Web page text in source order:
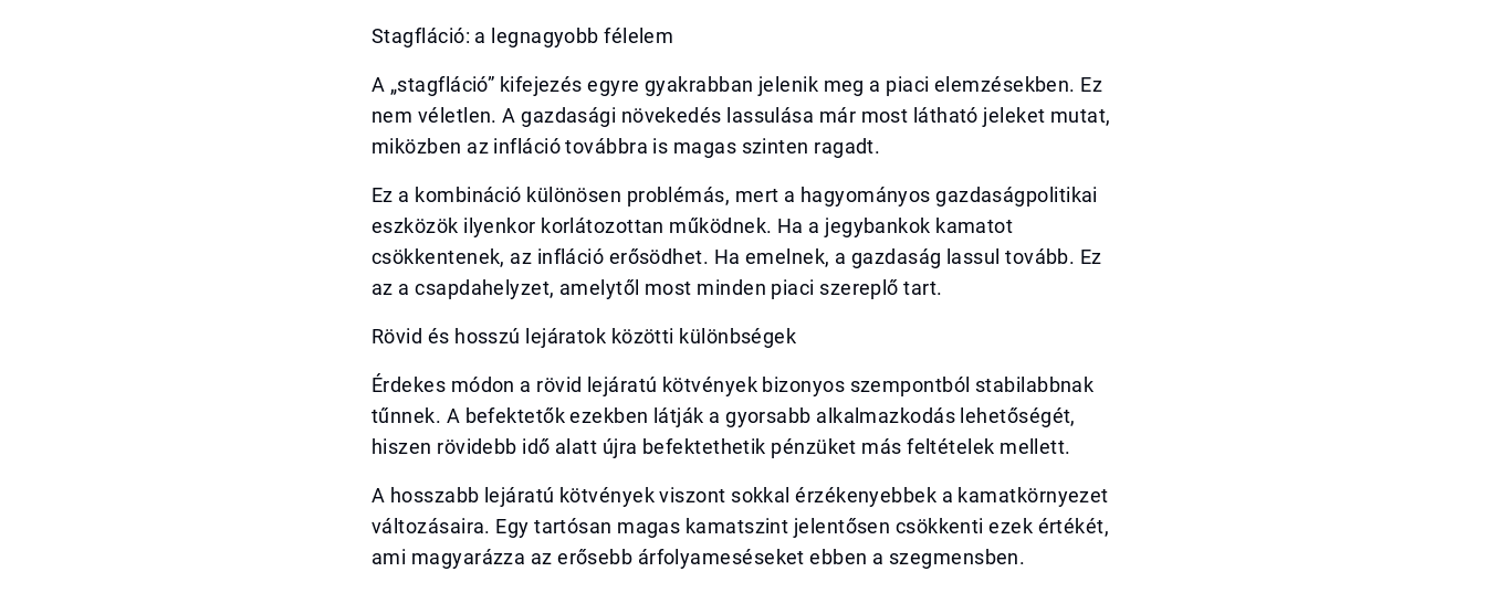
Stagfláció: a legnagyobb félelem
A „stagfláció” kifejezés egyre gyakrabban jelenik meg a piaci elemzésekben. Ez
nem véletlen. A gazdasági növekedés lassulása már most látható jeleket mutat,
miközben az infláció továbbra is magas szinten ragadt.
Ez a kombináció különösen problémás, mert a hagyományos gazdaságpolitikai
eszközök ilyenkor korlátozottan működnek. Ha a jegybankok kamatot
csökkentenek, az infláció erősödhet. Ha emelnek, a gazdaság lassul tovább. Ez
az a csapdahelyzet, amelytől most minden piaci szereplő tart.
Rövid és hosszú lejáratok közötti különbségek
Érdekes módon a rövid lejáratú kötvények bizonyos szempontból stabilabbnak
tűnnek. A befektetők ezekben látják a gyorsabb alkalmazkodás lehetőségét,
hiszen rövidebb idő alatt újra befektethetik pénzüket más feltételek mellett.
A hosszabb lejáratú kötvények viszont sokkal érzékenyebbek a kamatkörnyezet
változásaira. Egy tartósan magas kamatszint jelentősen csökkenti ezek értékét,
ami magyarázza az erősebb árfolyameséseket ebben a szegmensben.